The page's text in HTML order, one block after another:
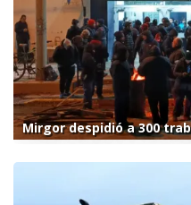
Mirgor despidió a 300